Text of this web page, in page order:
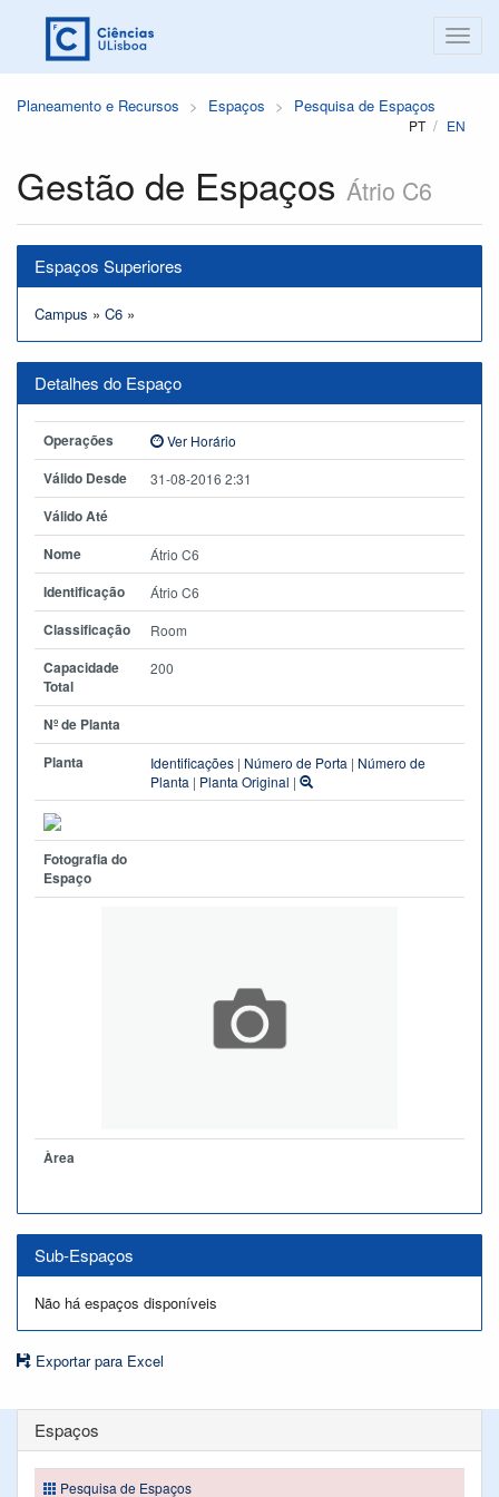
Planeamento e Recursos Espaços Pesquisa de Espaços
PT EN
Gestão de Espaços Átrio C6
Espaços Superiores
Campus » C6 »
Detalhes do Espaço
Operações Ver Horário
Válido Desde 31-08-2016 2:31
Válido Até
Nome
Átrio C6
Identificação Átrio C6
Classificação Room
Capacidade
Total
200
Nº de Planta
Planta
Identificações | Número de Porta | Número de
Planta | Planta Original |
Fotografia do
Espaço
Àrea
Sub-Espaços
Não há espaços disponíveis
Exportar para Excel
Espaços
Pesquisa de Espaços